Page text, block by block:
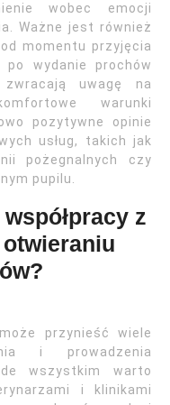
wobec emocji
Ważne jest również
momentu przyjęcia
wydanie prochów
uwagę na
warunki
pozytywne opinie
usług, takich jak
pożegnalnych czy
pupilu.
z
przynieść wiele
i prowadzenia
wszystkim warto
i klinikami